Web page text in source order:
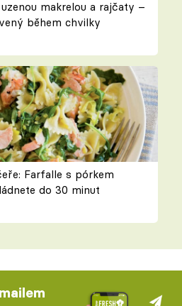
makrelou a rajčaty –
během chvilky
Farfalle s pórkem
do 30 minut